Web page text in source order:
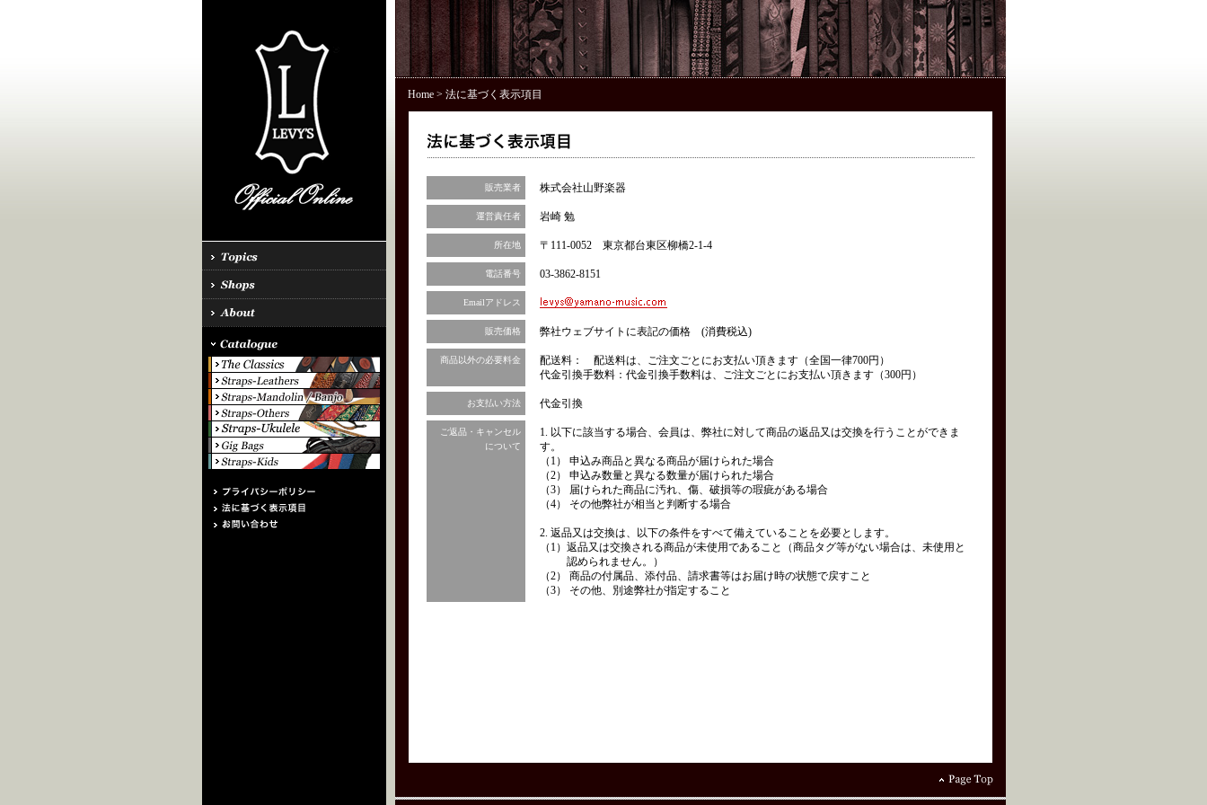
Home> 法に基づく表示項目
販売業者 株式会社山野楽器
運営責任者 岩崎 勉
所在地 〒111-0052 東京都台東区柳橋2-1-4
電話番号 03-3862-8151
Emailアドレス
販売価格 弊社ウェブサイトに表記の価格 (消費税込)
商品以外の必要料金
配送料： 配送料は、ご注文ごとにお支払い頂きます（全国一律700円）
代金引換手数料：代金引換手数料は、ご注文ごとにお支払い頂きます（300円）
お支払い方法 代金引換
ご返品・キャンセル
について
1. 以下に該当する場合、会員は、弊社に対して商品の返品又は交換を行うことができま
す。
（1） 申込み商品と異なる商品が届けられた場合
（2） 申込み数量と異なる数量が届けられた場合
（3） 届けられた商品に汚れ、傷、破損等の瑕疵がある場合
（4） その他弊社が相当と判断する場合
2. 返品又は交換は、以下の条件をすべて備えていることを必要とします。
（1） 返品又は交換される商品が未使用であること（商品タグ等がない場合は、未使用と
認められません。）
（2） 商品の付属品、添付品、請求書等はお届け時の状態で戻すこと
（3） その他、別途弊社が指定すること